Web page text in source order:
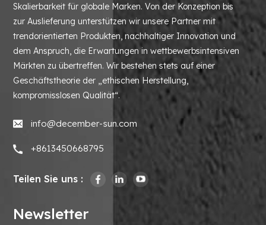
Skalierbarkeit für globale Marken. Von der Konzeption bis
zur Auslieferung unterstützen wir unsere Partner mit
trendorientierten Produkten, nachhaltiger Innovation und
dem Anspruch, die Erwartungen in wettbewerbsintensiven
Märkten zu übertreffen. Wir bestehen stets auf einer
Geschäftstheorie der „ethischen Herstellung,
kompromisslosen Qualität“.
info@december-sun.com
+8613450668795
Teilen Sie uns :
Newsletter